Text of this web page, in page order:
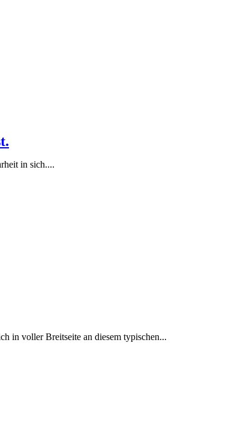
in sich....
in voller Breitseite an diesem typischen...